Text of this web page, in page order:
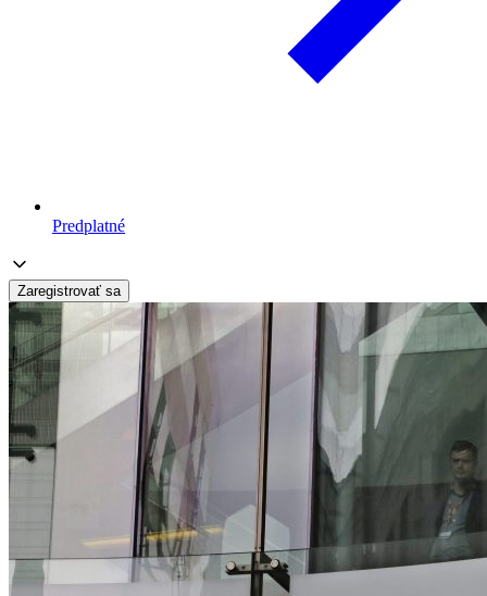
Predplatné
Zaregistrovať sa